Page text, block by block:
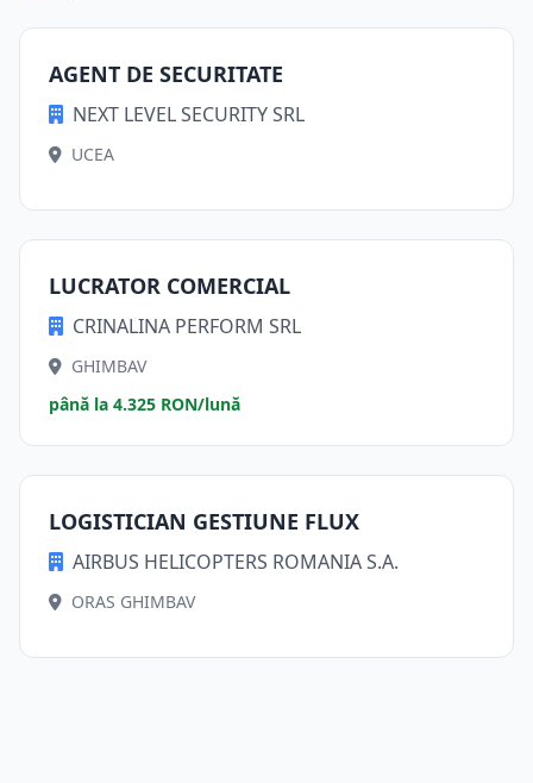
AGENT DE SECURITATE
NEXT LEVEL SECURITY SRL
UCEA
LUCRATOR COMERCIAL
CRINALINA PERFORM SRL
GHIMBAV
până la 4.325 RON/lună
LOGISTICIAN GESTIUNE FLUX
AIRBUS HELICOPTERS ROMANIA S.A.
ORAS GHIMBAV